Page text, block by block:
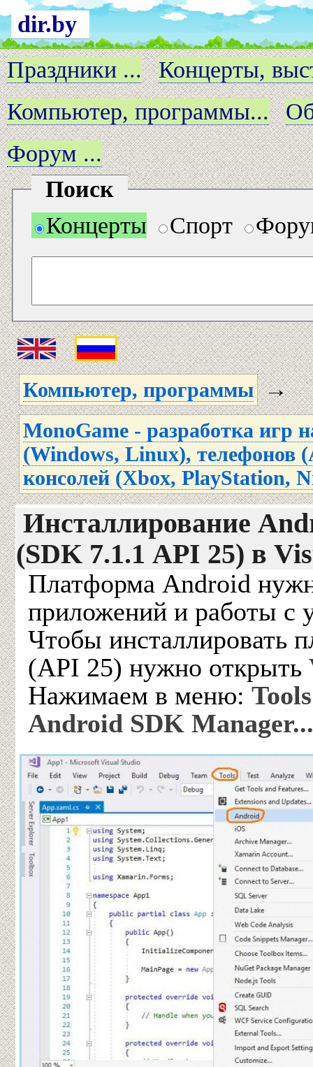
dir.by
Праздники ...
Концерты,
Компьютер, программы...
Форум ...
Поиск
Концерты
Спорт
Компьютер, программы→
MonoGame - разработка игр
(Windows, Linux), телефонов
консолей (Xbox, PlayStation,
Инсталлирование
(SDK 7.1.1 API 25) в
Платформа Android
приложений и работы с
Чтобы инсталлировать
(API 25) нужно открыть
Нажимаем в меню:
Android SDK Manager...